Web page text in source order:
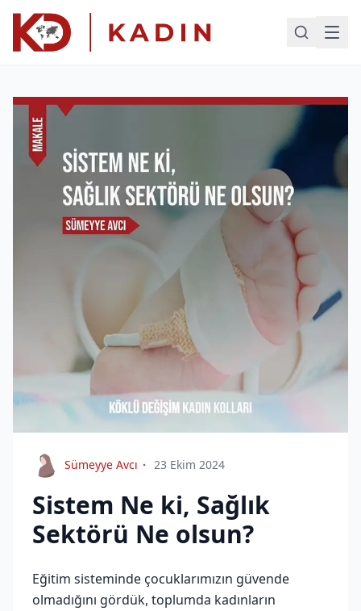
Sümeyye Avcı 23 Ekim 2024
Sistem Ne ki, Sağlık
Sektörü Ne olsun?
Eğitim sisteminde çocuklarımızın güvende
olmadığını gördük, toplumda kadınların